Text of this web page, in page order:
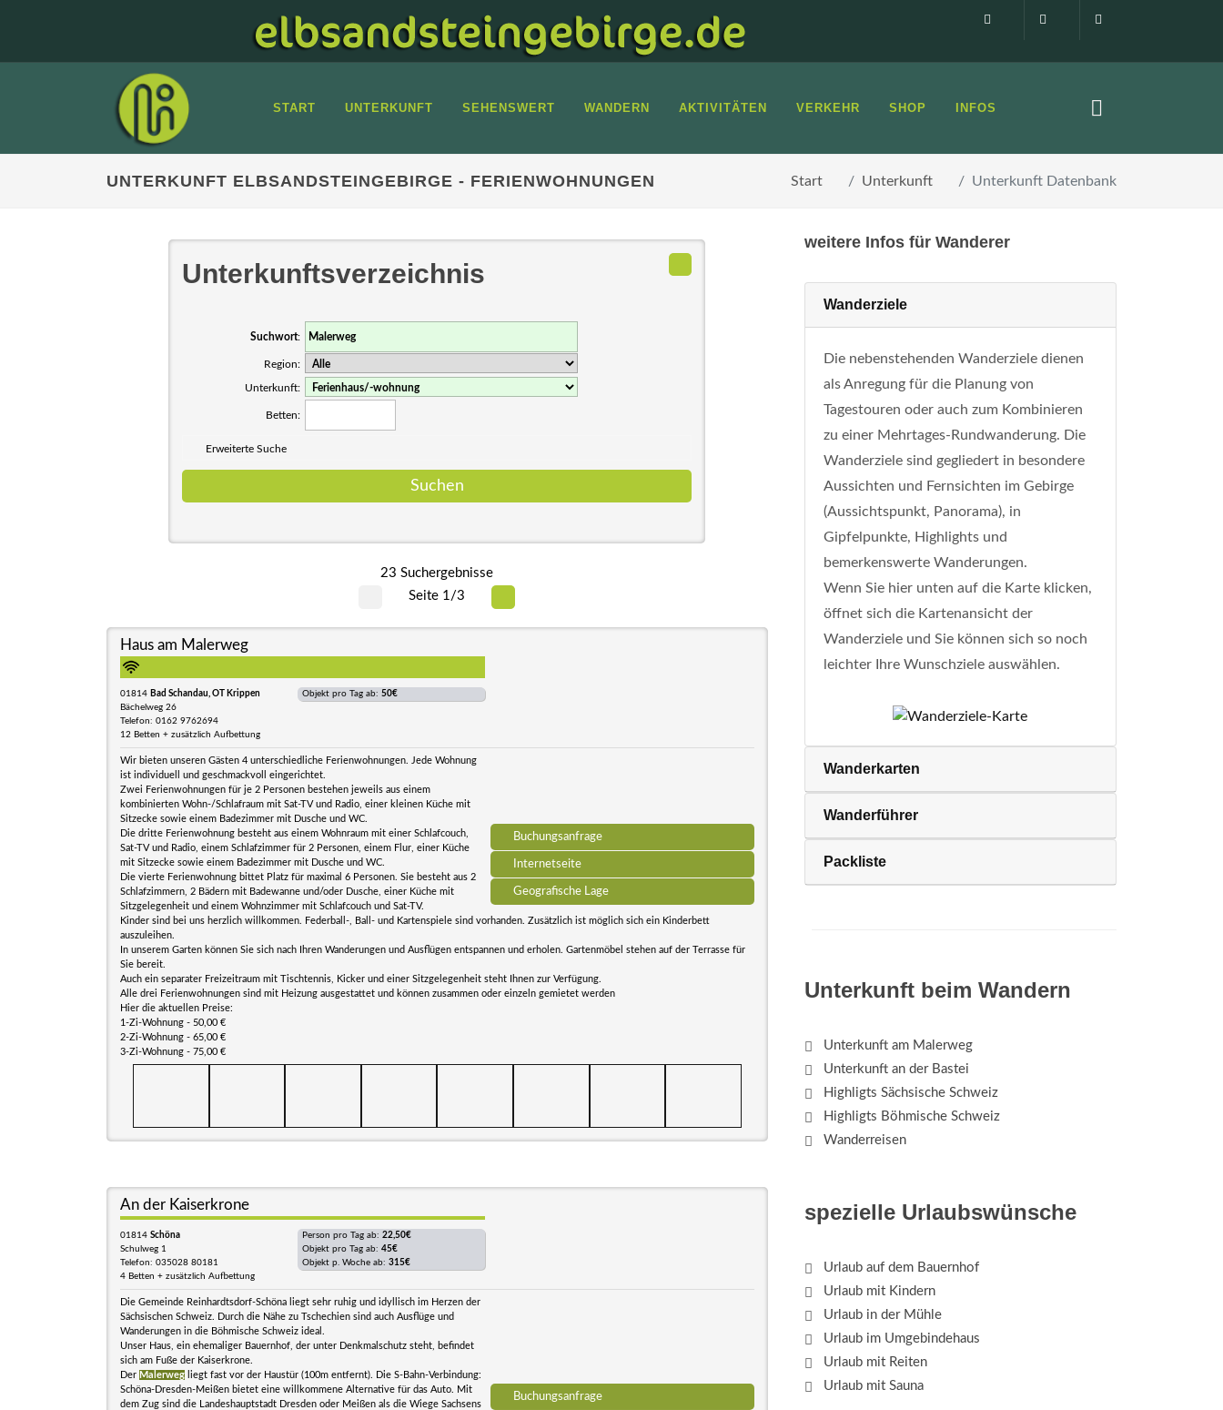
Impressum0160 99873408
START UNTERKUNFT SEHENSWERT WANDERN AKTIVITÄTEN VERKEHR SHOP INFOS
UNTERKUNFT ELBSANDSTEINGEBIRGE - FERIENWOHNUNGEN Start Unterkunft Unterkunft Datenbank
Unterkunftsverzeichnis
Suchwort:
Region:
Unterkunft:
Betten:
Erweiterte Suche
23 Suchergebnisse
Seite 1/3
Buchungsanfrage
Internetseite
Geografische Lage
Haus am Malerweg
01814 Bad Schandau, OT Krippen
Bächelweg 26
Telefon: 0162 9762694
12 Betten + zusätzlich Aufbettung
Objekt pro Tag ab: 50€
Wir bieten unseren Gästen 4 unterschiedliche Ferienwohnungen. Jede Wohnung
ist individuell und geschmackvoll eingerichtet.
Zwei Ferienwohnungen für je 2 Personen bestehen jeweils aus einem
kombinierten Wohn-/Schlafraum mit Sat-TV und Radio, einer kleinen Küche mit
Sitzecke sowie einem Badezimmer mit Dusche und WC.
Die dritte Ferienwohnung besteht aus einem Wohnraum mit einer Schlafcouch,
Sat-TV und Radio, einem Schlafzimmer für 2 Personen, einem Flur, einer Küche
mit Sitzecke sowie einem Badezimmer mit Dusche und WC.
Die vierte Ferienwohnung bittet Platz für maximal 6 Personen. Sie besteht aus 2
Schlafzimmern, 2 Bädern mit Badewanne und/oder Dusche, einer Küche mit
Sitzgelegenheit und einem Wohnzimmer mit Schlafcouch und Sat-TV.
Kinder sind bei uns herzlich willkommen. Federball-, Ball- und Kartenspiele sind vorhanden. Zusätzlich ist möglich sich ein Kinderbett
auszuleihen.
In unserem Garten können Sie sich nach Ihren Wanderungen und Ausflügen entspannen und erholen. Gartenmöbel stehen auf der Terrasse für
Sie bereit.
Auch ein separater Freizeitraum mit Tischtennis, Kicker und einer Sitzgelegenheit steht Ihnen zur Verfügung.
Alle drei Ferienwohnungen sind mit Heizung ausgestattet und können zusammen oder einzeln gemietet werden
Hier die aktuellen Preise:
1-Zi-Wohnung - 50,00 €
2-Zi-Wohnung - 65,00 €
3-Zi-Wohnung - 75,00 €
Buchungsanfrage
An der Kaiserkrone
01814 Schöna
Schulweg 1
Telefon: 035028 80181
4 Betten + zusätzlich Aufbettung
Person pro Tag ab: 22,50€
Objekt pro Tag ab: 45€
Objekt p. Woche ab: 315€
Die Gemeinde Reinhardtsdorf-Schöna liegt sehr ruhig und idyllisch im Herzen der
Sächsischen Schweiz. Durch die Nähe zu Tschechien sind auch Ausflüge und
Wanderungen in die Böhmische Schweiz ideal.
Unser Haus, ein ehemaliger Bauernhof, der unter Denkmalschutz steht, befindet
sich am Fuße der Kaiserkrone.
Der Malerweg liegt fast vor der Haustür (100m entfernt). Die S-Bahn-Verbindung:
Schöna-Dresden-Meißen bietet eine willkommene Alternative für das Auto. Mit
dem Zug sind die Landeshauptstadt Dresden oder Meißen als die Wiege Sachsens
weitere Infos für Wanderer
Wanderziele
Die nebenstehenden Wanderziele dienen
als Anregung für die Planung von
Tagestouren oder auch zum Kombinieren
zu einer Mehrtages-Rundwanderung. Die
Wanderziele sind gegliedert in besondere
Aussichten und Fernsichten im Gebirge
(Aussichtspunkt, Panorama), in
Gipfelpunkte, Highlights und
bemerkenswerte Wanderungen.
Wenn Sie hier unten auf die Karte klicken,
öffnet sich die Kartenansicht der
Wanderziele und Sie können sich so noch
leichter Ihre Wunschziele auswählen.
Wanderkarten
Wanderführer
Packliste
Unterkunft beim Wandern
Unterkunft am Malerweg
Unterkunft an der Bastei
Highligts Sächsische Schweiz
Highligts Böhmische Schweiz
Wanderreisen
spezielle Urlaubswünsche
Urlaub auf dem Bauernhof
Urlaub mit Kindern
Urlaub in der Mühle
Urlaub im Umgebindehaus
Urlaub mit Reiten
Urlaub mit Sauna